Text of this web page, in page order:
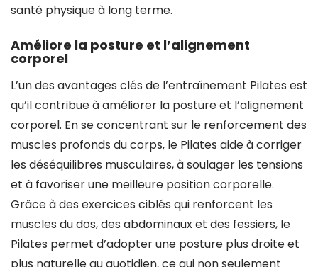
santé physique à long terme.
Améliore la posture et l’alignement
corporel
L’un des avantages clés de l’entraînement Pilates est
qu’il contribue à améliorer la posture et l’alignement
corporel. En se concentrant sur le renforcement des
muscles profonds du corps, le Pilates aide à corriger
les déséquilibres musculaires, à soulager les tensions
et à favoriser une meilleure position corporelle.
Grâce à des exercices ciblés qui renforcent les
muscles du dos, des abdominaux et des fessiers, le
Pilates permet d’adopter une posture plus droite et